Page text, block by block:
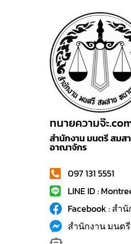
ทนายความจ๊ะ
สำนักงาน มนตรี สมส
อาณาจักร
097 131 5551
LINE ID :
Facebook : สำ
สำนักงาน มนตรี